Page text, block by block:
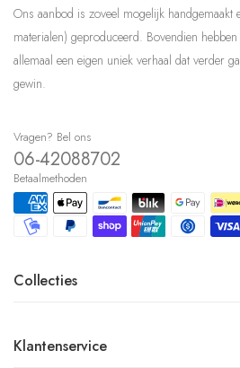
Ons aanbod is zoveel mogelijk handgemaakt
materialen) geproduceerd. Bovendien
allemaal een eigen uniek verhaal dat verder
gewin.
Vragen? Bel ons
06-42088702
Betaalmethoden
Collecties
Klantenservice